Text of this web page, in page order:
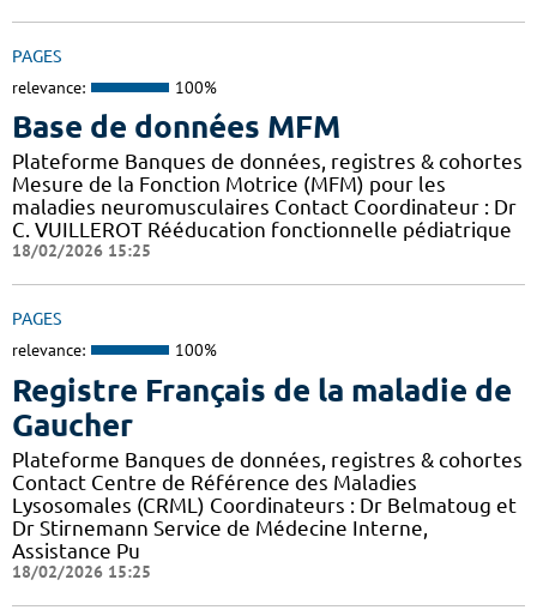
PAGES
relevance: 100%
Base de données MFM
Plateforme Banques de données, registres & cohortes
Mesure de la Fonction Motrice (MFM) pour les
maladies neuromusculaires Contact Coordinateur : Dr
C. VUILLEROT Rééducation fonctionnelle pédiatrique
18/02/2026 15:25
PAGES
relevance: 100%
Registre Français de la maladie de
Gaucher
Plateforme Banques de données, registres & cohortes
Contact Centre de Référence des Maladies
Lysosomales (CRML) Coordinateurs : Dr Belmatoug et
Dr Stirnemann Service de Médecine Interne,
Assistance Pu
18/02/2026 15:25